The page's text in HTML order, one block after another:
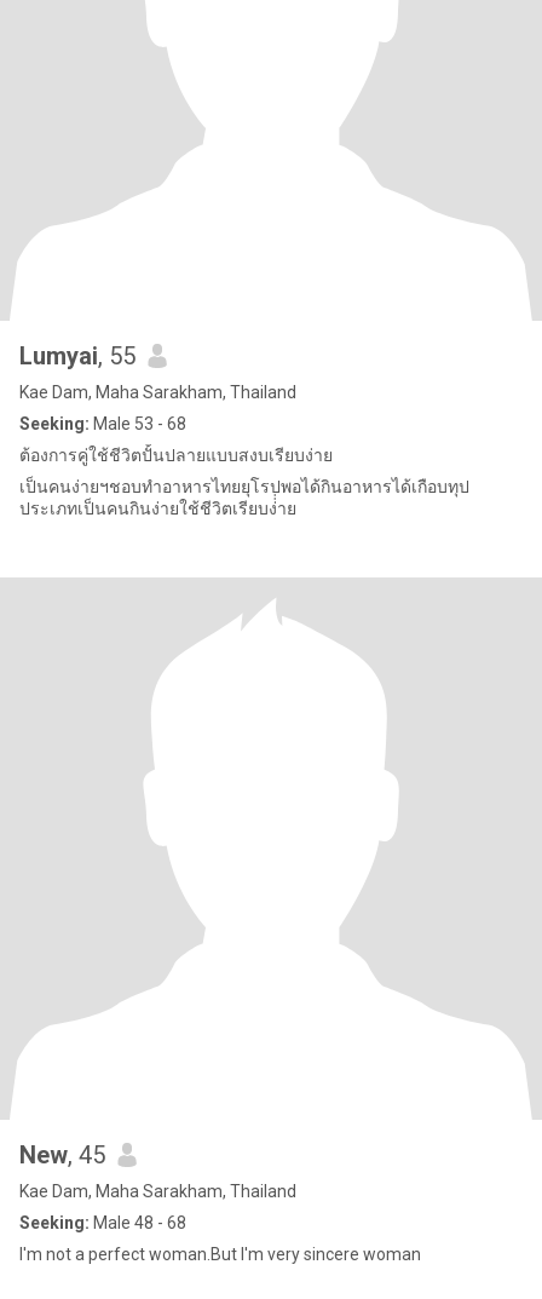
Lumyai, 55
Kae Dam, Maha Sarakham, Thailand
Seeking: Male 53 - 68
ต้องการคู่ใช้ชีวิตปั้นปลายแบบสงบเรียบง่าย
เป็นคนง่ายฯชอบทำอาหารไทยยุโรปพอได้กินอาหารได้เกือบทุป
ประเภทเป็นคนกินง่ายใช้ชีวิตเรียบง่่่าย
New, 45
Kae Dam, Maha Sarakham, Thailand
Seeking: Male 48 - 68
I'm not a perfect woman.But I'm very sincere woman